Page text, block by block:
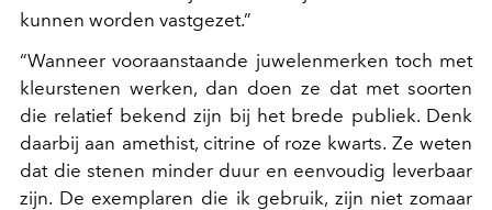
kunnen worden vastgezet.”
“Wanneer vooraanstaande juwelenmerken toch met
kleurstenen werken, dan doen ze dat met soorten
die relatief bekend zijn bij het brede publiek. Denk
daarbij aan amethist, citrine of roze kwarts. Ze weten
dat die stenen minder duur en eenvoudig leverbaar
zijn. De exemplaren die ik gebruik, zijn niet zomaar